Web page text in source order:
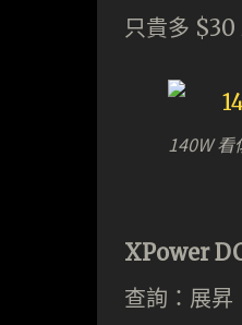
只貴多 $30
140W 看
XPower
查詢：展昇